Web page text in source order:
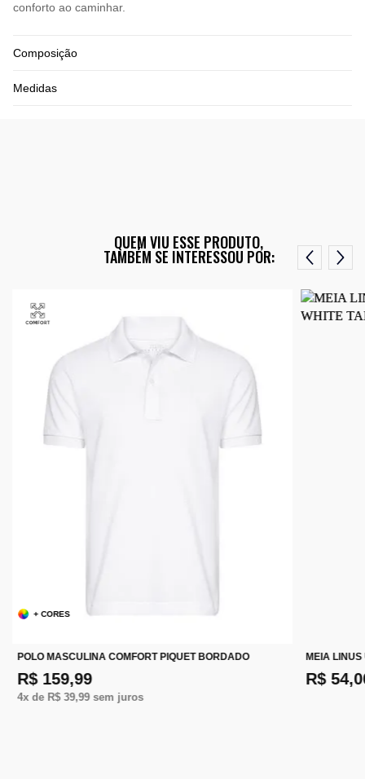
conforto ao caminhar.
Composição
Medidas
QUEM VIU ESSE PRODUTO,
TAMBÉM SE INTERESSOU POR:
+ CORES
POLO MASCULINA COMFORT PIQUET BORDADO
R$ 159,99
4x de R$ 39,99sem juros
MEIA LINUS
R$